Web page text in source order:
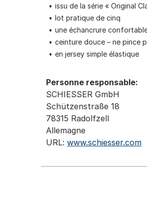
issu de la série « Original
lot pratique de cinq
une échancrure
ceinture douce – ne pince
en jersey simple élastique
Personne responsable:
SCHIESSER GmbH
Schützenstraße 18
78315 Radolfzell
Allemagne
URL: www.schiesser.com